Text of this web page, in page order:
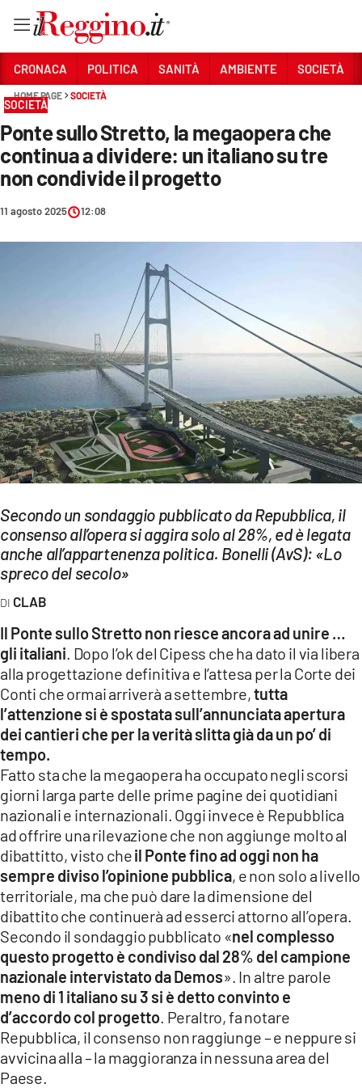
Sezioni
CRONACA
SANITÀ
AMBIENTE
ECONOMIA E LAVORO
EVENTI
SPORT
Streaming
LAC NETWORK
LAC ONAIR
LaC
LACPLAY.IT
LACTV.IT
LACONAIR.IT
LACITYMAG.IT
ILREGGINO.IT
COSENZACHANNEL.IT
ILVIBONESE.IT
CATANZAROCHANNEL.IT
LACAPITALENEWS.IT
App
ANDROID
APPLE
CRONACA POLITICA SANITÀ AMBIENTE SOCIETÀ
HOME PAGE SOCIETÀ
SOCIETÀ
Ponte sullo Stretto, la megaopera che
continua a dividere: un italiano su tre
non condivide il progetto
11 agosto 2025 12:08
Secondo un sondaggio pubblicato da Repubblica, il
consenso all’opera si aggira solo al 28%, ed è legata
anche all’appartenenza politica. Bonelli (AvS): «Lo
spreco del secolo»
CLAB
Il Ponte sullo Stretto non riesce ancora ad unire …
gli italiani . Dopo l’ok del Cipess che ha dato il via libera
alla progettazione definitiva e l’attesa per la Corte dei
Conti che ormai arriverà a settembre,tutta
l’attenzione si è spostata sull’annunciata apertura
dei cantieri che per la verità slitta già da un po’ di
tempo.
Fatto sta che la megaopera ha occupato negli scorsi
giorni larga parte delle prime pagine dei quotidiani
nazionali e internazionali. Oggi invece è Repubblica
ad offrire una rilevazione che non aggiunge molto al
dibattitto, visto cheil Ponte fino ad oggi non ha
sempre diviso l’opinione pubblica, e non solo a livello
territoriale, ma che può dare la dimensione del
dibattito che continuerà ad esserci attorno all’opera.
Secondo il sondaggio pubblicato «nel complesso
questo progetto è condiviso dal 28% del campione
nazionale intervistato da Demos». In altre parole
meno di 1 italiano su 3 si è detto convinto e
d’accordo col progetto . Peraltro, fa notare
Repubblica, il consenso non raggiunge – e neppure si
avvicina alla – la maggioranza in nessuna area del
Paese.